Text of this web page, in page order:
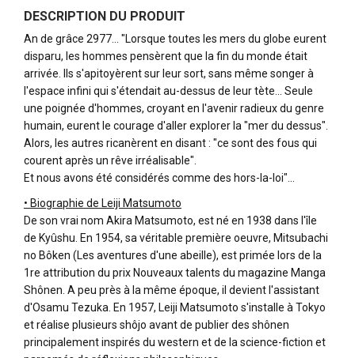
DESCRIPTION DU PRODUIT
An de grâce 2977... "Lorsque toutes les mers du globe eurent
disparu, les hommes pensèrent que la fin du monde était
arrivée. Ils s'apitoyèrent sur leur sort, sans même songer à
l'espace infini qui s'étendait au-dessus de leur tète... Seule
une poignée d'hommes, croyant en l'avenir radieux du genre
humain, eurent le courage d'aller explorer la "mer du dessus".
Alors, les autres ricanèrent en disant : "ce sont des fous qui
courent après un rêve irréalisable".
Et nous avons été considérés comme des hors-la-loi"...
• Biographie de Leiji Matsumoto
De son vrai nom Akira Matsumoto, est né en 1938 dans l'île
de Kyûshu. En 1954, sa véritable première oeuvre, Mitsubachi
no Bôken (Les aventures d'une abeille), est primée lors de la
1re attribution du prix Nouveaux talents du magazine Manga
Shônen. A peu près à la même époque, il devient l'assistant
d'Osamu Tezuka. En 1957, Leiji Matsumoto s'installe à Tokyo
et réalise plusieurs shôjo avant de publier des shônen
principalement inspirés du western et de la science-fiction et